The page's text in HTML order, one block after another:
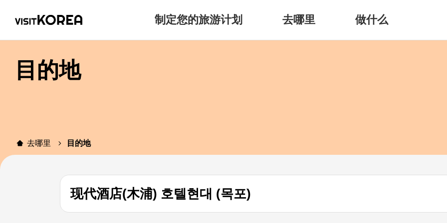
制定您的旅游计划 去哪里 做什么
目的地
去哪里 目的地
现代酒店(木浦) 호텔현대 (목포)